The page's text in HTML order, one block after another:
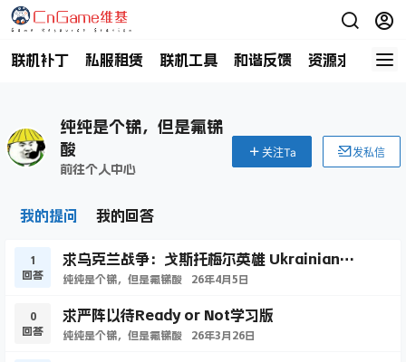
联机补丁 私服租赁 联机工具 和谐反馈 资源求助 商
纯纯是个锑，但是氟锑
酸
前往个人中心
关注Ta 发私信
我的提问 我的回答
1
回答
求乌克兰战争：戈斯托梅尔英雄 Ukrainian
Warfare: Gostomel Heroes学习版
纯纯是个锑，但是氟锑酸 26年4月5日
0
回答
求严阵以待Ready or Not学习版
纯纯是个锑，但是氟锑酸 26年3月26日